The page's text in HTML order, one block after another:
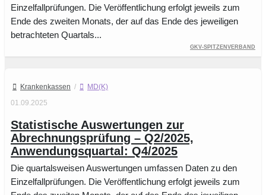
Einzelfallprüfungen. Die Veröffentlichung erfolgt jeweils zum
Ende des zweiten Monats, der auf das Ende des jeweiligen
betrachteten Quartals...
GKV-Spitzenverband
Krankenkassen /
MD(K)
01.09.2025
Statistische Auswertungen zur
Abrechnungsprüfung – Q2/2025,
Anwendungsquartal: Q4/2025
Die quartalsweisen Auswertungen umfassen Daten zu den
Einzelfallprüfungen. Die Veröffentlichung erfolgt jeweils zum